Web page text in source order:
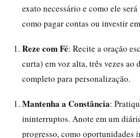
exato necessário e como ele
como pagar contas ou investir
Reze com Fé: Recite a oração
curta) em voz alta, três vezes ao
completo para personalização.
Mantenha a Constância:
ininterruptos. Anote em um
progresso, como oportunidades